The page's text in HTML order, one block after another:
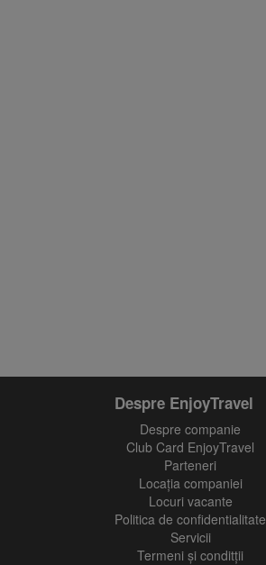
Despre EnjoyTravel
Despre companie
Club Card EnjoyTravel
Parteneri
Locaţia companiei
Locuri vacante
Politica de confidentialitate
Servicii
Termeni și conditții